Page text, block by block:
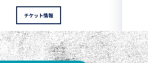
チケット情報
3 1
3 1 0 0 1